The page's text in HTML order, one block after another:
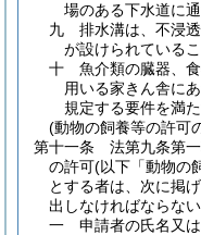
場のある下水道に
九
排水溝は、不浸
が設けられているこ
十
魚介類の臓器、
用いる家きん舎にあ
規定する要件を満
(動物の飼養等の許可
第十一条
法第九条第
の許可(以下「動物の
とする者は、次に掲
出しなければならない
一
申請者の氏名又